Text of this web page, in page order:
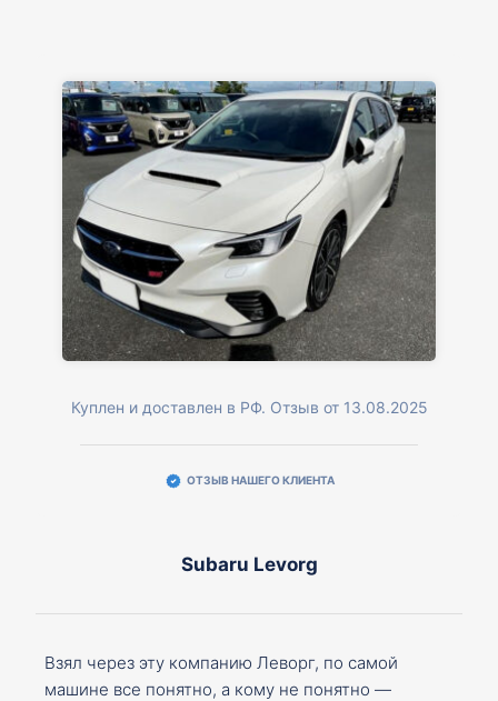
Куплен и доставлен в РФ. Отзыв от 13.08.2025
ОТЗЫВ НАШЕГО КЛИЕНТА
Subaru Levorg
Взял через эту компанию Леворг, по самой
машине все понятно, а кому не понятно —